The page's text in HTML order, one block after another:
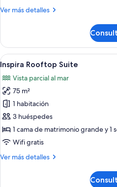
Front
Ver más detalles
Más
Junior
Suite
Ocean
Front
Abrir
todas
las
fotos
de
Inspira
Rooftop
Suite
5
Inspira Rooftop Suite
Vista parcial al mar
75 m²
1 habitación
3 huéspedes
1 cama de matrimonio grande y 1
Wifi gratis
Ver más detalles
Más